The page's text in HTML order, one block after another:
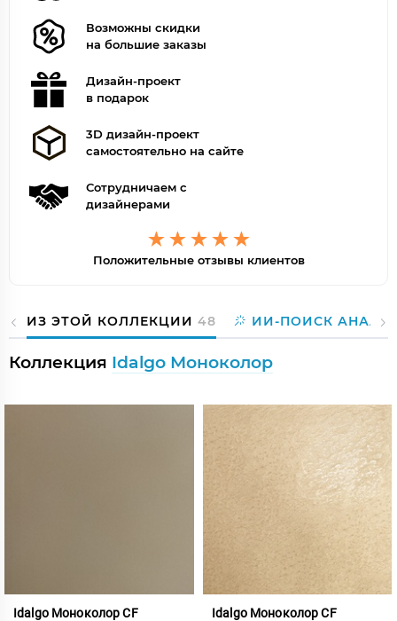
Возможны скидки
на большие заказы
Дизайн-проект
в подарок
3D дизайн-проект
самостоятельно на сайте
Сотрудничаем с
дизайнерами
Положительные отзывы клиентов
ИЗ ЭТОЙ КОЛЛЕКЦИИ 48 ИИ-ПОИСК
Коллекция Idalgo Моноколор
Idalgo Моноколор CF
Idalgo Моноколор CF